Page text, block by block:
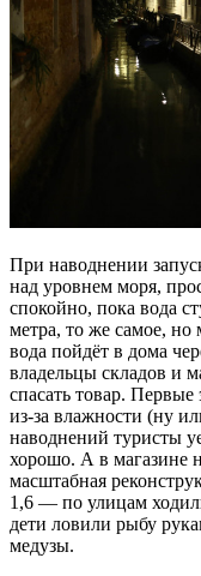
При наводнении
над уровнем моря,
спокойно, пока вода
метра, то же самое,
вода пойдёт в дома
владельцы складов и
спасать товар.
из-за влажности (ну
наводнений туристы
хорошо. А в магазине
масштабная
1,6 — по улицам
дети ловили рыбу
медузы.